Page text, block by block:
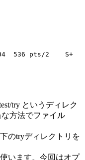
536 pts/2    S+
try というディレク
方法でファイル
のtryディレクトリを
います。今回はオプ